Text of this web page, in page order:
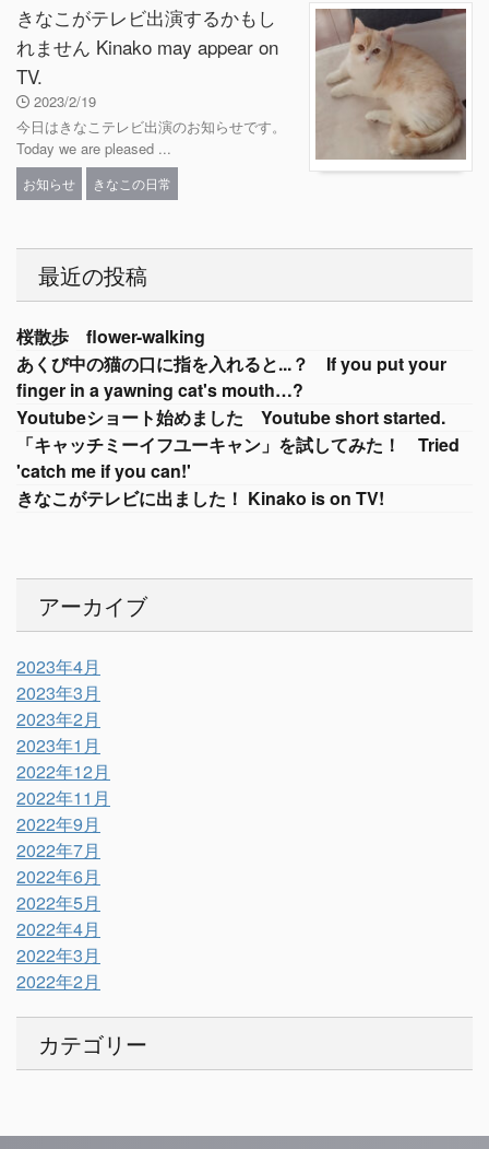
きなこがテレビ出演するかもし
れません Kinako may appear on
TV.
2023/2/19
今日はきなこテレビ出演のお知らせです。
Today we are pleased ...
お知らせ きなこの日常
最近の投稿
桜散歩 flower-walking
あくび中の猫の口に指を入れると...？ If you put your
finger in a yawning cat's mouth…?
Youtubeショート始めました Youtube short started.
「キャッチミーイフユーキャン」を試してみた！ Tried
'catch me if you can!'
きなこがテレビに出ました！ Kinako is on TV!
アーカイブ
2023年4月
2023年3月
2023年2月
2023年1月
2022年12月
2022年11月
2022年9月
2022年7月
2022年6月
2022年5月
2022年4月
2022年3月
2022年2月
カテゴリー